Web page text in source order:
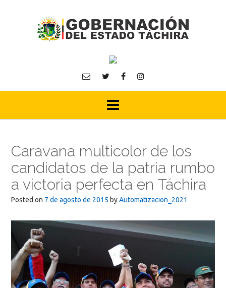
Caravana multicolor de los
candidatos de la patria rumbo
a victoria perfecta en Táchira
Posted on 7 de agosto de 2015 byAutomatizacion_2021